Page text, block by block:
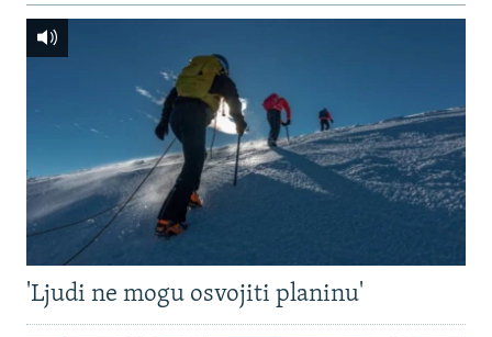
'Ljudi ne mogu osvojiti planinu'